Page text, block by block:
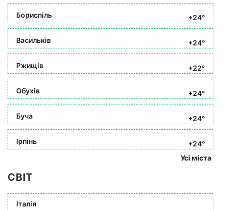
Бориспіль +24°
Васильків +24°
Ржищів +22°
Обухів +24°
Буча +24°
Ірпінь
+24°
Усі міста
СВІТ
Італія